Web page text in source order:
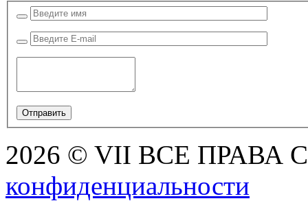
2026 © VII ВСЕ ПРАВА
конфиденциальности